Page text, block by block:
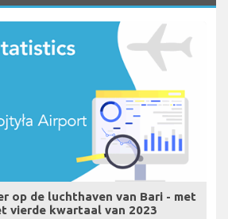
op de luchthaven van Bari - met
vierde kwartaal van 2023